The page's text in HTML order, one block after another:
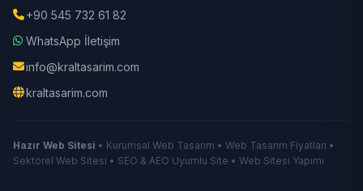
+90 545 732 61 82
WhatsApp İletişim
info@kraltasarim.com
kraltasarim.com
Hazır Web Sitesi • Kurumsal Web Tasarım • Web Tasarım Fiyatları •
Sektörel Web Sitesi • SEO & AEO Uyumlu Site • Web Sitesi Yapımı